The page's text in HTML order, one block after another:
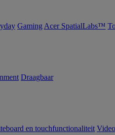
Gaming Acer SpatialLabs™
Draagbaar
en touchfunctionaliteit